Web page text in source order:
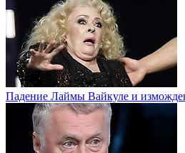
Падение Лаймы Вайкуле и